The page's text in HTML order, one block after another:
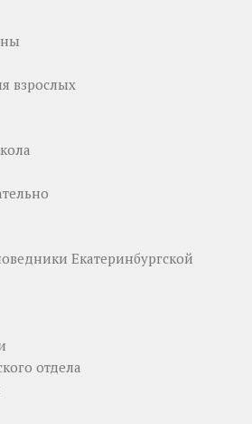
взрослых
Екатеринбургской
отдела